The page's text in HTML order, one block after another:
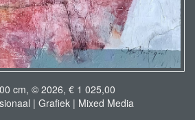
cm, © 2026, € 1 025,00
| Grafiek | Mixed Media